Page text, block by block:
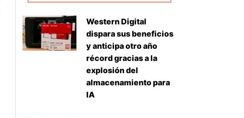
Western Digital
dispara sus beneficios
y anticipa otro año
récord gracias a la
explosión del
almacenamiento para
IA